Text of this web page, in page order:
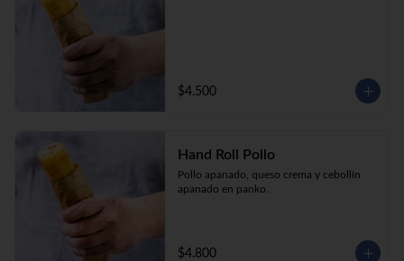
$4.500
Hand Roll Pollo
Pollo apanado, queso crema y cebollín
apanado en panko.
$4.800